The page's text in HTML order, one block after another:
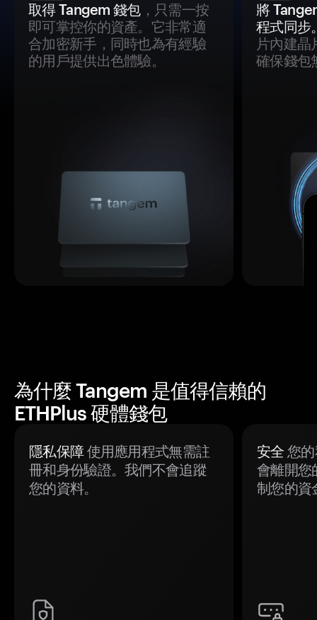
取得 Tangem 錢包，只需一按
即可掌控你的資產。它非常適
合加密新手，同時也為有經驗
的用戶提供出色體驗。
將
程式同步
片內建晶
確保錢包
為什麼 Tangem 是值得信賴的
ETHPlus 硬體錢包
隱私保障使用應用程式無需註
冊和身份驗證。我們不會追蹤
您的資料。
安全 您
會離開您
制您的資